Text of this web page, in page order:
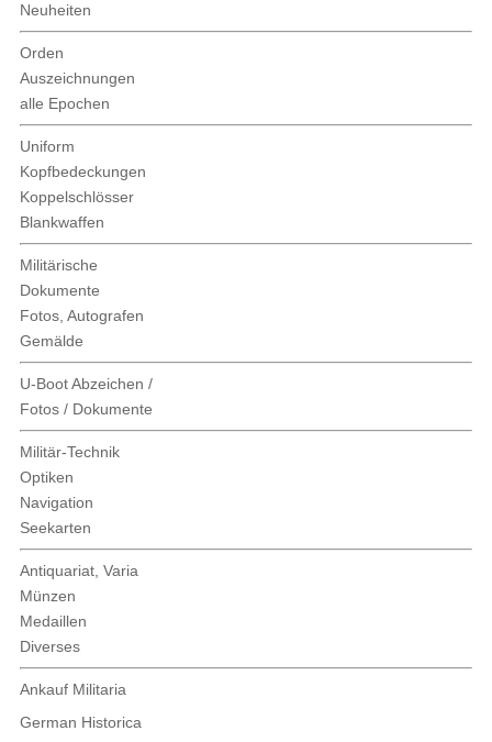
Neuheiten
Orden
Auszeichnungen
alle Epochen
Uniform
Kopfbedeckungen
Koppelschlösser
Blankwaffen
Militärische
Dokumente
Fotos, Autografen
Gemälde
U-Boot Abzeichen /
Fotos / Dokumente
Militär-Technik
Optiken
Navigation
Seekarten
Antiquariat, Varia
Münzen
Medaillen
Diverses
Ankauf Militaria
German Historica